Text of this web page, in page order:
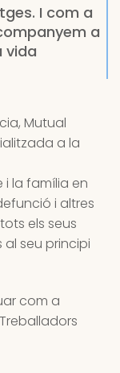
I com a
a
vida
Mutual
a la
i la família en
i altres
els seus
seu principi
com a